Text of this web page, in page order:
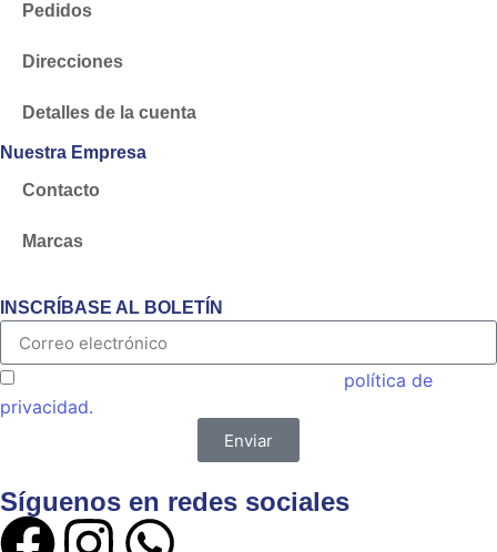
Pedidos
Direcciones
Detalles de la cuenta
Nuestra Empresa
Contacto
Marcas
INSCRÍBASE AL BOLETÍN
política de
privacidad.
Enviar
Síguenos en redes sociales